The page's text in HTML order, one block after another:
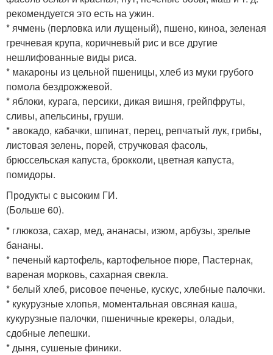
рекомендуется это есть на ужин.
* ячмень (перловка или лущеный), пшено, киноа, зеленая
гречневая крупа, коричневый рис и все другие
нешлифованные виды риса.
* макароны из цельной пшеницы, хлеб из муки грубого
помола бездрожжевой.
* яблоки, курага, персики, дикая вишня, грейпфруты,
сливы, апельсины, груши.
* авокадо, кабачки, шпинат, перец, репчатый лук, грибы,
листовая зелень, порей, стручковая фасоль,
брюссельская капуста, брокколи, цветная капуста,
помидоры.
Продукты с высоким ГИ.
(Больше 60).
* глюкоза, сахар, мед, ананасы, изюм, арбузы, зрелые
бананы.
* печеный картофель, картофельное пюре, Пастернак,
вареная морковь, сахарная свекла.
* белый хлеб, рисовое печенье, кускус, хлебные палочки.
* кукурузные хлопья, моментальная овсяная каша,
кукурузные палочки, пшеничные крекеры, оладьи,
сдобные лепешки.
* дыня, сушеные финики.